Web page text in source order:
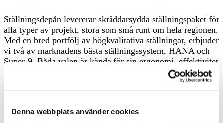
Denna webbplats använder cookies
Ställningsdepån levererar skräddarsydda ställningspaket för
alla typer av projekt, stora som små runt om hela regionen.
Med en bred portfölj av högkvalitativa ställningar, erbjuder
vi två av marknadens bästa ställningssystem, HANA och
Super-9. Båda valen är kända för sin ergonomi, effektivitet
och stabilitet och är speciellt utformade för att hantera
långsidesställningar och specialställningar oavsett storleken